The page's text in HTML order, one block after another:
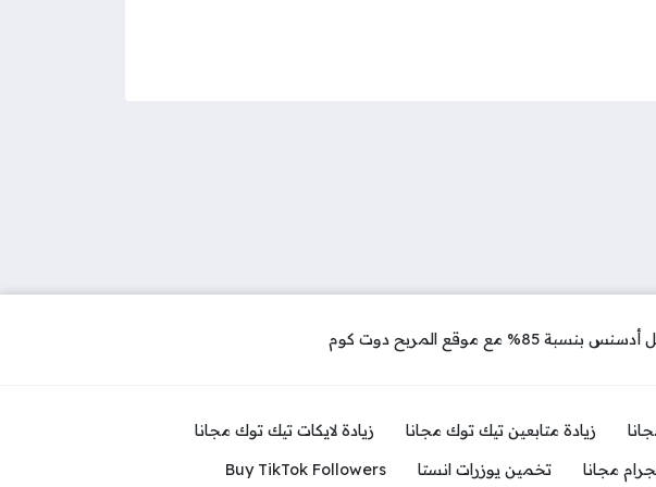
مع موقع المربح دوت كوم
زيادة متابعين تيك توك مجانا
زيادة لايكات تيك توك مجانا
مجانا تخمين يوزرات انستا Buy TikTok Followers